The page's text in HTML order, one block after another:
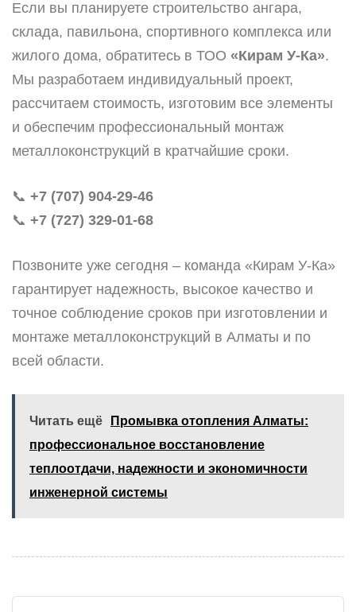
Если вы планируете строительство ангара,
склада, павильона, спортивного комплекса или
жилого дома, обратитесь в ТОО «Кирам У-Ка».
Мы разработаем индивидуальный проект,
рассчитаем стоимость, изготовим все элементы
и обеспечим профессиональный монтаж
металлоконструкций в кратчайшие сроки.
📞 +7 (707) 904-29-46
📞 +7 (727) 329-01-68
Позвоните уже сегодня – команда «Кирам У-Ка»
гарантирует надежность, высокое качество и
точное соблюдение сроков при изготовлении и
монтаже металлоконструкций в Алматы и по
всей области.
Читать ещё
Промывка отопления Алматы:
профессиональное восстановление
теплоотдачи, надежности и экономичности
инженерной системы